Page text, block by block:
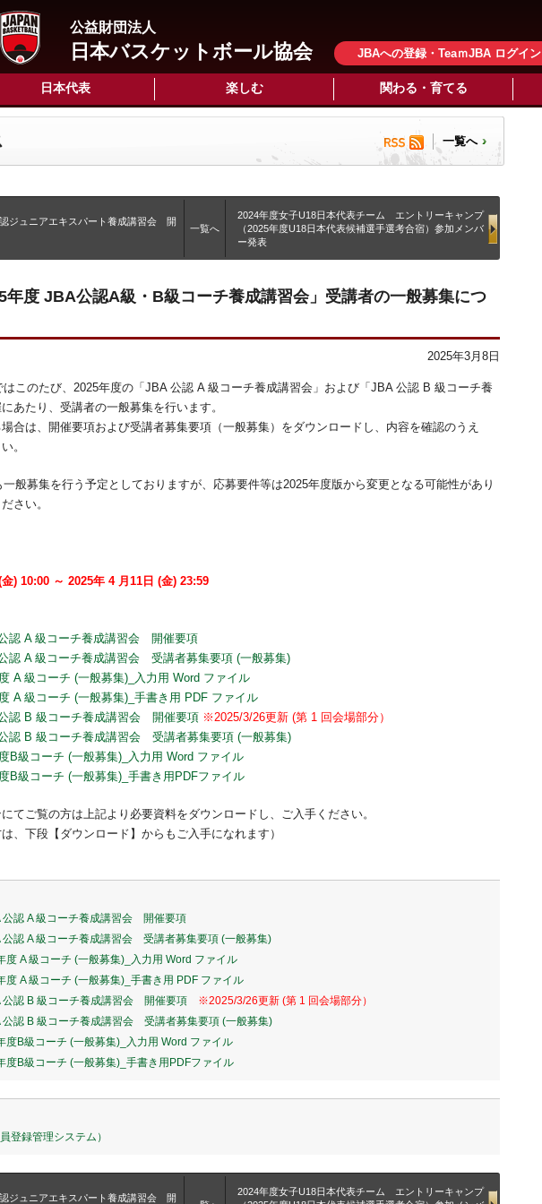
公益財団法人
日本バスケットボール協会 JBAへの登録・TeaｍJBA ログイン
日本代表 楽しむ 関わる・育てる
一覧へ
ジュニアエキスパート養成講習会 開
一覧へ
2024年度女子U18日本代表チーム エントリーキャンプ
（2025年度U18日本代表候補選手選考合宿）参加メンバ
ー発表
年度 JBA公認A級・B級コーチ養成講習会」受講者の一般募集につ
2025年3月8日
このたび、2025年度の「JBA 公認 A 級コーチ養成講習会」および「JBA 公認 B 級コーチ養
あたり、受講者の一般募集を行います。
合は、開催要項および受講者募集要項（一般募集）をダウンロードし、内容を確認のうえ
。
般募集を行う予定としておりますが、応募要件等は2025年度版から変更となる可能性があり
さい。
) 10:00 ～ 2025年 4 月11日 (金) 23:59
認 A 級コーチ養成講習会 開催要項
認 A 級コーチ養成講習会 受講者募集要項 (一般募集)
A 級コーチ (一般募集)_入力用 Word ファイル
A 級コーチ (一般募集)_手書き用 PDF ファイル
認 B 級コーチ養成講習会 開催要項 ※2025/3/26更新 (第 1 回会場部分）
認 B 級コーチ養成講習会 受講者募集要項 (一般募集)
B級コーチ (一般募集)_入力用 Word ファイル
B級コーチ (一般募集)_手書き用PDFファイル
てご覧の方は上記より必要資料をダウンロードし、ご入手ください。
、下段【ダウンロード】からもご入手になれます）
公認 A 級コーチ養成講習会 開催要項
公認 A 級コーチ養成講習会 受講者募集要項 (一般募集)
度 A 級コーチ (一般募集)_入力用 Word ファイル
度 A 級コーチ (一般募集)_手書き用 PDF ファイル
公認 B 級コーチ養成講習会 開催要項 ※2025/3/26更新 (第 1 回会場部分）
公認 B 級コーチ養成講習会 受講者募集要項 (一般募集)
度B級コーチ (一般募集)_入力用 Word ファイル
度B級コーチ (一般募集)_手書き用PDFファイル
登録管理システム）
ジュニアエキスパート養成講習会 開
2024年度女子U18日本代表チーム エントリーキャンプ